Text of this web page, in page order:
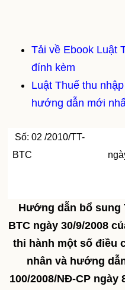
Tải về Ebook Luật
đính kèm
Luật Thuế thu
hướng dẫn mới
Số: 02 /2010/TT-
BTC
Hướng dẫn bổ sung
BTC ngày 30/9/2008
thi hành một số điều
nhân và hướng
100/2008/NĐ-CP ngày